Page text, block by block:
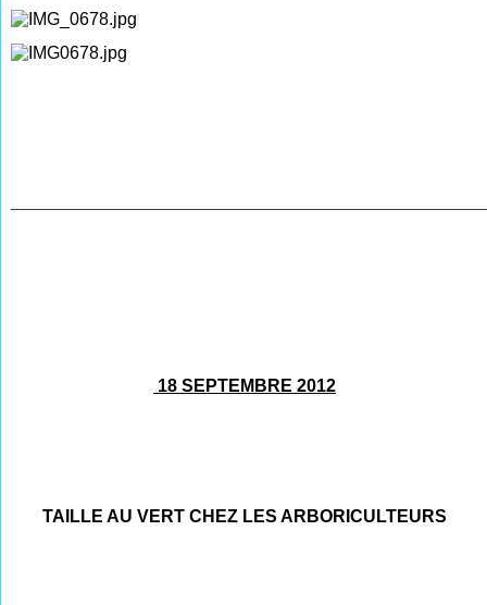
18 SEPTEMBRE 2012
TAILLE AU VERT CHEZ LES ARBORICULTEURS